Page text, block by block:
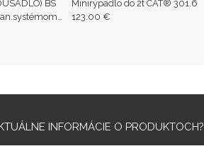
BS
Minirýpadlo do 2t CAT® 301.6
123.00 €
INFORMÁCIE O PRODUKTOCH?